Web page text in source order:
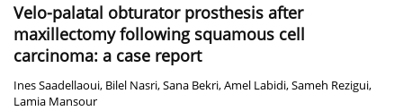
Velo-palatal obturator prosthesis after
maxillectomy following squamous cell
carcinoma: a case report
Ines Saadellaoui, Bilel Nasri,Sana Bekri,Amel Labidi,Sameh Rezigui,
Lamia Mansour